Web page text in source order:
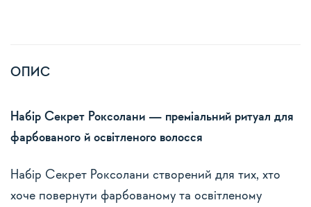
ОПИС
Набір Секрет Роксолани — преміальний ритуал для
фарбованого й освітленого волосся
Набір Секрет Роксолани створений для тих, хто
хоче повернути фарбованому та освітленому